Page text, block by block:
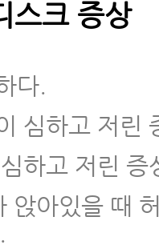
동 10.모커리
크와 허리디스
관협착증 MRI
스크 증상
다.
심하고 저린
하고 저린 증
앉아있을 때